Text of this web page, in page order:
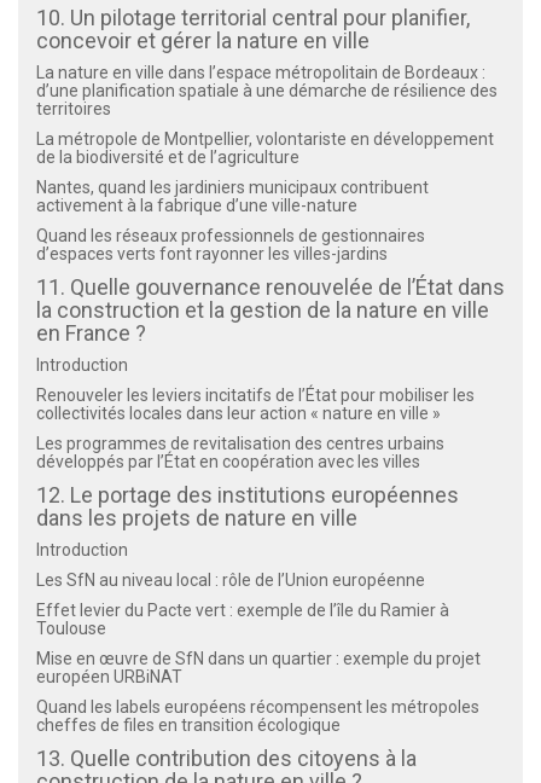
10. Un pilotage territorial central pour planifier,
concevoir et gérer la nature en ville
La nature en ville dans l’espace métropolitain de Bordeaux :
d’une planification spatiale à une démarche de résilience des
territoires
La métropole de Montpellier, volontariste en développement
de la biodiversité et de l’agriculture
Nantes, quand les jardiniers municipaux contribuent
activement à la fabrique d’une ville-nature
Quand les réseaux professionnels de gestionnaires
d’espaces verts font rayonner les villes-jardins
11. Quelle gouvernance renouvelée de l’État dans
la construction et la gestion de la nature en ville
en France ?
Introduction
Renouveler les leviers incitatifs de l’État pour mobiliser les
collectivités locales dans leur action « nature en ville »
Les programmes de revitalisation des centres urbains
développés par l’État en coopération avec les villes
12. Le portage des institutions européennes
dans les projets de nature en ville
Introduction
Les SfN au niveau local : rôle de l’Union européenne
Effet levier du Pacte vert : exemple de l’île du Ramier à
Toulouse
Mise en œuvre de SfN dans un quartier : exemple du projet
européen URBiNAT
Quand les labels européens récompensent les métropoles
cheffes de files en transition écologique
13. Quelle contribution des citoyens à la